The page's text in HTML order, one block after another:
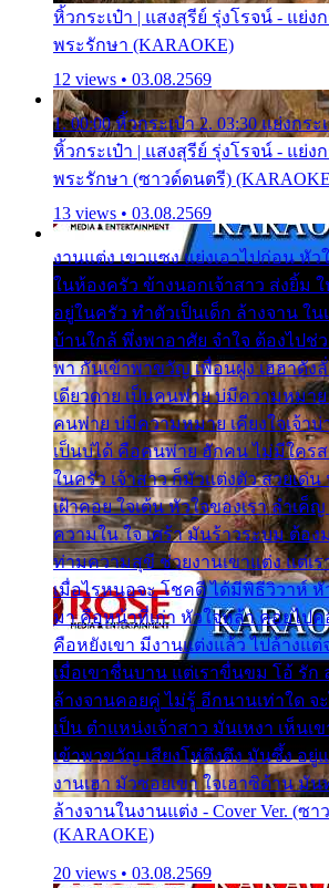
หิ้วกระเป๋า | แสงสุรีย์ รุ่งโรจน์ - แย่ง
พระรักษา (KARAOKE)
12 views • 03.08.2569
1. 00:00 หิ้วกระเป๋า 2. 03:30 แย่งกระ
หิ้วกระเป๋า | แสงสุรีย์ รุ่งโรจน์ - แย่ง
พระรักษา (ซาวด์ดนตรี)
13 views • 03.08.2569
งานแต่ง เขาแซง แย่งเอาไปก่อน หั
ในห้องครัว ข้างนอกเจ้าสาว ส่งยิ้ม ใ
อยู่ในครัว ทำตัวเป็นเด็ก ล้างจาน ใ
บ้านใกล้ พึ่งพาอาศัย จำใจ ต้องไปช่ว
พา กันเข้าพาขวัญ เพื่อนฝูง เฮฮาดัง
เดียวดาย เป็นคนพ่าย บ่มีความหมาย
คนพ่าย บ่มีความหมาย เคียงใจเจ้าบ่
เป็นบ่ได้ คือคนพ่าย ฮักคน ไม่มีใคร
ในครัว เจ้าสาว ก็มัวแต่งตัว สวยเด่น
เฝ้าคอย ใจเต้น หัวใจของเรา ลำเค็
ความใน ใจ เศร้า มันร้าวระบม ต้อ
ท่ามความสุขี ช่วยงานเขาแต่ง แต่เ
เมื่อไรหนอจะ โชคดี ได้มีพิธีวิวาห์
มา คือหน้าที่เก่า หัวใจหล้า คอยไป
คือหยังเขา มีงานแต่งแล้ว ไปล้างแ
เมื่อเขาชื่นบาน แต่เราขื่นขม โอ้ รัก
ล้างจานคอยคู่ ไม่รู้ อีกนานเท่าใด จ
เป็น ตำแหน่งเจ้าสาว มันเหงา เห็น
เข้าพาขวัญ เสียงโห่ตึงตึง มันซึ้ง อยู่
งานเฮา มัวซอยเขา ใจเฮาซิด้าน มั
ล้างจานในงานแต่ง - Cover Ver. (ซ
(KARAOKE)
20 views • 03.08.2569